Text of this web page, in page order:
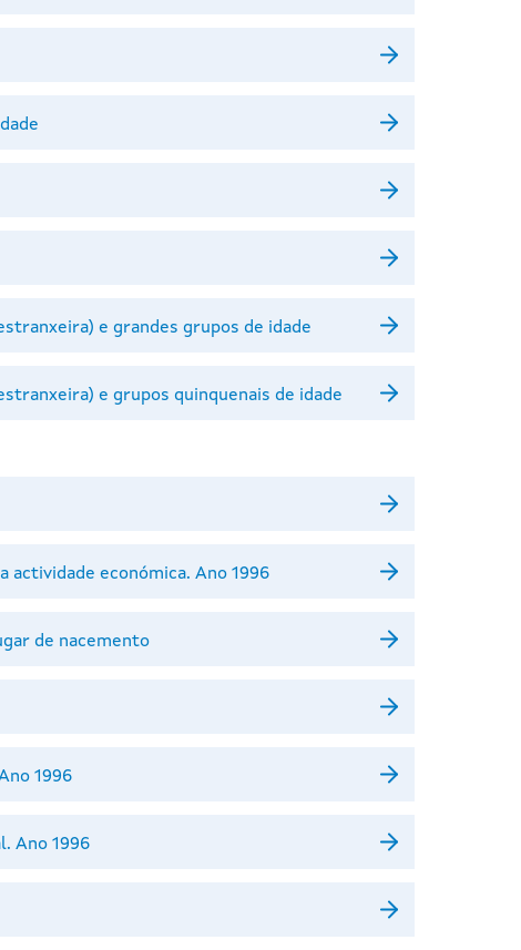
e grandes grupos de idade
e grupos quinquenais de idade
actividade económica. Ano 1996
de nacemento
1996
Ano 1996